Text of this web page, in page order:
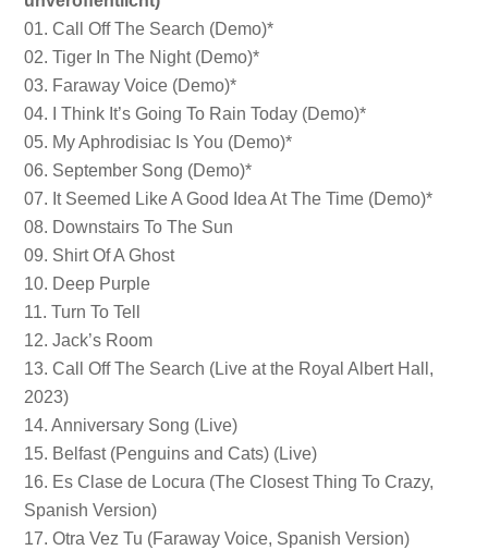
01. Call Off The Search (Demo)*
02. Tiger In The Night (Demo)*
03. Faraway Voice (Demo)*
04. I Think It’s Going To Rain Today (Demo)*
05. My Aphrodisiac Is You (Demo)*
06. September Song (Demo)*
07. It Seemed Like A Good Idea At The Time (Demo)*
08. Downstairs To The Sun
09. Shirt Of A Ghost
10. Deep Purple
11. Turn To Tell
12. Jack’s Room
13. Call Off The Search (Live at the Royal Albert Hall,
2023)
14. Anniversary Song (Live)
15. Belfast (Penguins and Cats) (Live)
16. Es Clase de Locura (The Closest Thing To Crazy,
Spanish Version)
17. Otra Vez Tu (Faraway Voice, Spanish Version)